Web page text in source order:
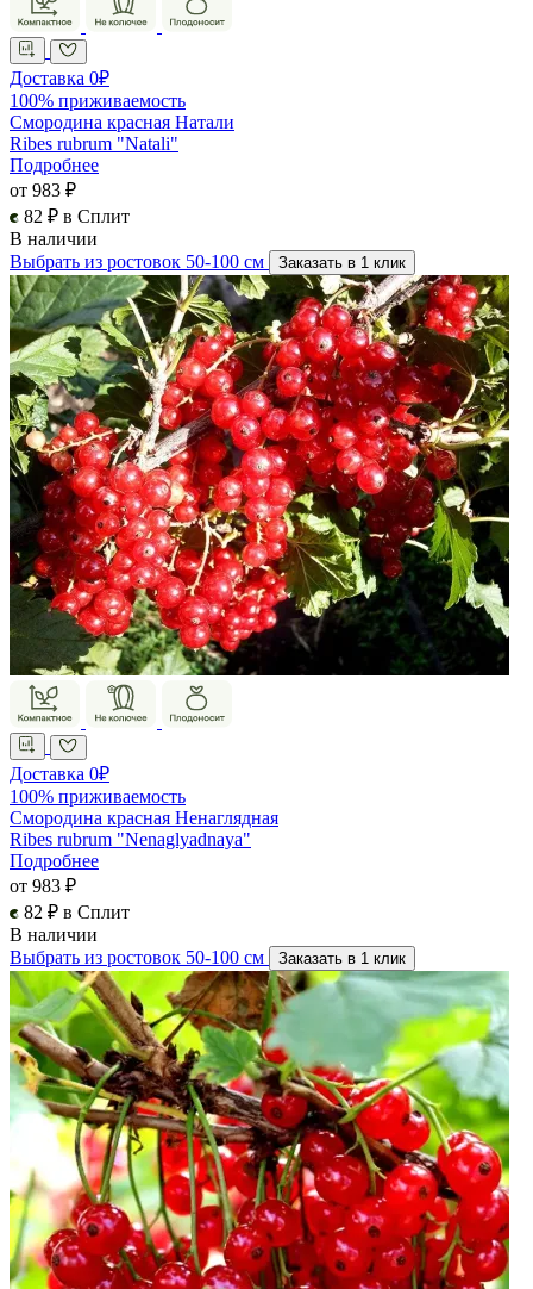
Доставка 0₽
100% приживаемость
Смородина красная Натали
Ribes rubrum "Natali"
Подробнее
от 983 ₽
82 ₽ в Сплит
В наличии
Выбрать из ростовок 50-100 см
Заказать в 1 клик
Доставка 0₽
100% приживаемость
Смородина красная Ненаглядная
Ribes rubrum "Nenaglyadnaya"
Подробнее
от 983 ₽
82 ₽ в Сплит
В наличии
Выбрать из ростовок 50-100 см
Заказать в 1 клик